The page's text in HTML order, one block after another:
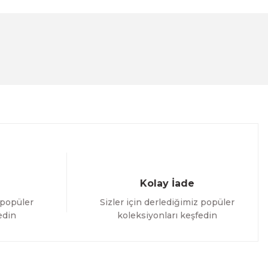
Kolay İade
Sizler için derlediğimiz popüler
koleksiyonları keşfedin